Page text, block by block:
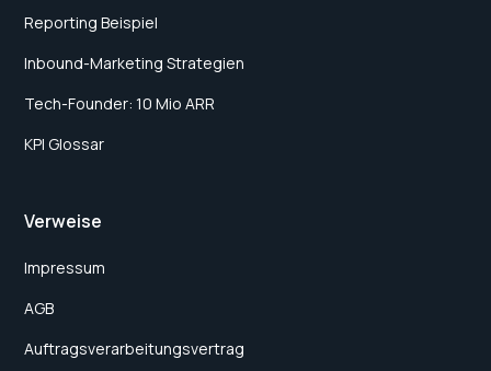
Reporting Beispiel
Inbound-Marketing Strategien
Tech-Founder: 10 Mio ARR
KPI Glossar
Verweise
Impressum
AGB
Auftragsverarbeitungsvertrag